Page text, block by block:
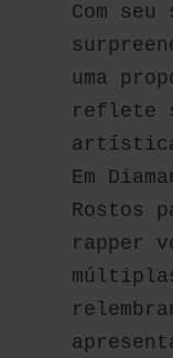
Com
uma
reflete
Em
Rostos
rapper